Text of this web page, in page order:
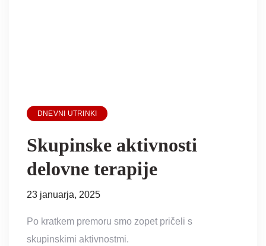
DNEVNI UTRINKI
Skupinske aktivnosti
delovne terapije
23 januarja, 2025
Po kratkem premoru smo zopet pričeli s
skupinskimi aktivnostmi.